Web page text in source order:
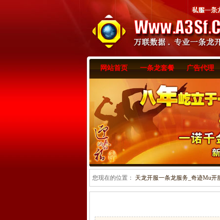
网站首页 一条龙套餐 广告代理
您现在的位置： 天龙开服一条龙服务_奇迹Mu开